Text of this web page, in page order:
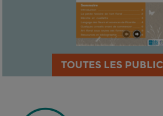
TOUTES LES